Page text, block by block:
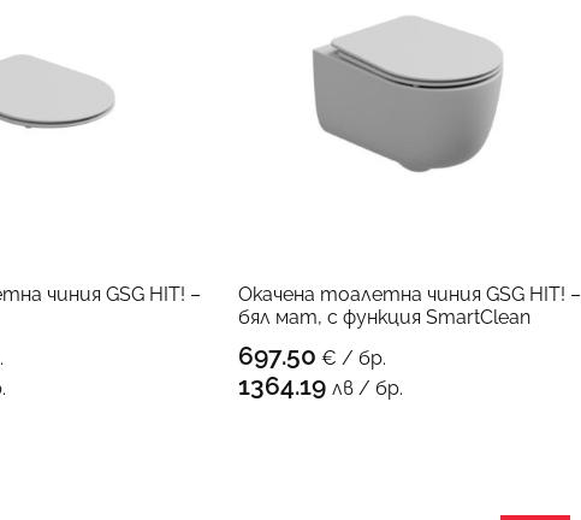
чиния GSG HIT! –
Окачена тоалетна чиния GSG HIT! –
бял мат, с функция SmartClean
697.50 € / бр.
1364.19 лв / бр.